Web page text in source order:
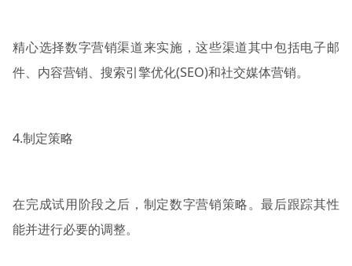
精心选择数字营销渠道来实施，这些渠道其中包括电子邮
件、内容营销、搜索引擎优化(SEO)和社交媒体营销。
4.制定策略
在完成试用阶段之后，制定数字营销策略。最后跟踪其性
能并进行必要的调整。